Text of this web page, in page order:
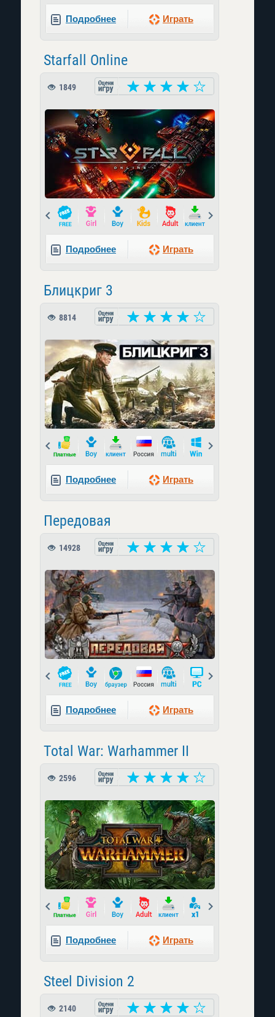
Подробнее Играть
Starfall Online
1849
Prev
Подробнее Играть
Блицкриг 3
8814
Prev
Подробнее Играть
Передовая
14928
Prev
Подробнее Играть
Total War: Warhammer II
2596
Prev
Подробнее Играть
Steel Division 2
2140